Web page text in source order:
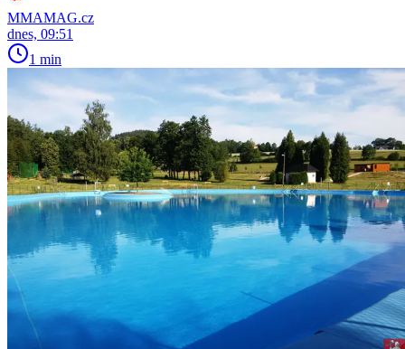
MMAMAG.cz
dnes, 09:51
1 min